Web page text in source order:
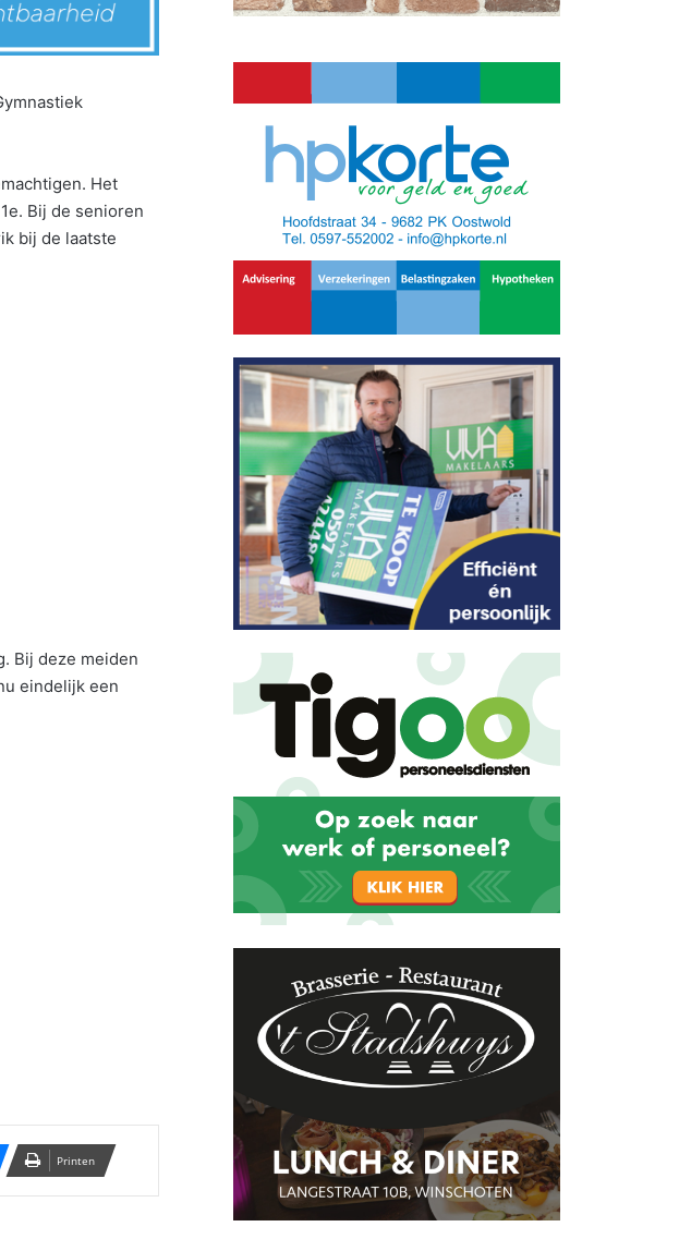
Het
Bij de senioren
bij de laatste
Bij deze meiden
eindelijk een
Printen